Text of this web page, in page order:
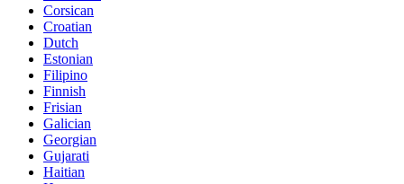
Corsican
Croatian
Dutch
Estonian
Filipino
Finnish
Frisian
Galician
Georgian
Gujarati
Haitian